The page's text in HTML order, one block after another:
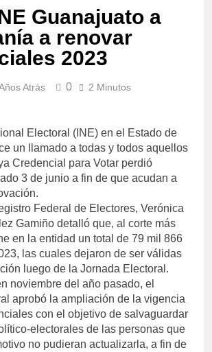
Guanajuato a
a renovar
2023
Atrás 0 2 Minutos
Electoral (INE) en el Estado de
un llamado a todas y todos aquellos
Credencial para Votar perdió
3 de junio a fin de que acudan a
Federal de Electores, Verónica
Gamiño detalló que, al corte más
en la entidad un total de 79 mil 866
las cuales dejaron de ser válidas
luego de la Jornada Electoral.
noviembre del año pasado, el
aprobó la ampliación de la vigencia
con el objetivo de salvaguardar
electorales de las personas que
no pudieran actualizarla, a fin de